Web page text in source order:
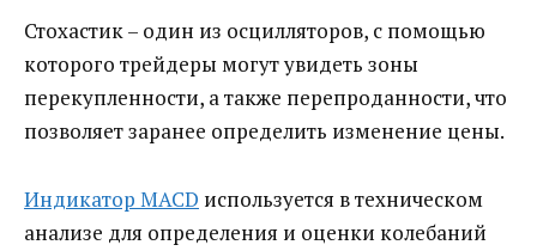
Стохастик – один из осцилляторов, с помощью
которого трейдеры могут увидеть зоны
перекупленности, а также перепроданности, что
позволяет заранее определить изменение цены.
Индикатор MACD используется в техническом
анализе для определения и оценки колебаний